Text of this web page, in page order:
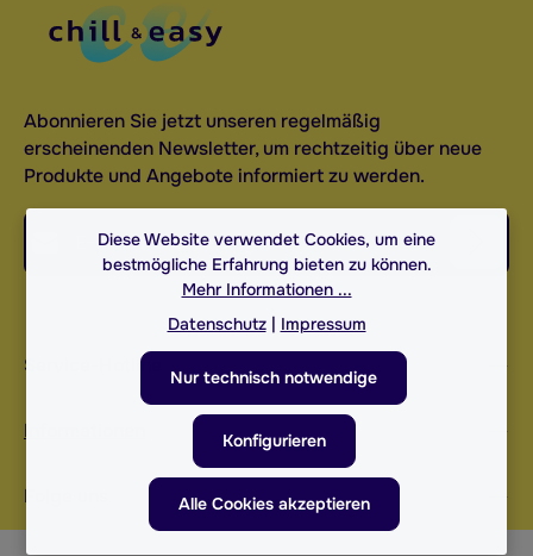
Abonnieren Sie jetzt unseren regelmäßig
erscheinenden Newsletter, um rechtzeitig über neue
Produkte und Angebote informiert zu werden.
E-Mail-Adresse*
Datenschutzbestimmungen
Kenntnis genommen und dieAGB
gelesen und
bin mit ihnen einverstanden.*
Die mit einem Stern (*) markierten Felder sind
Pflichtfelder.
Service-Hotline
Informationen
Folge uns
Diese Website verwendet Cookies, um eine
bestmögliche Erfahrung bieten zu können.
Mehr Informationen ...
Datenschutz| Impressum
Nur technisch notwendige
Konfigurieren
Alle Cookies akzeptieren